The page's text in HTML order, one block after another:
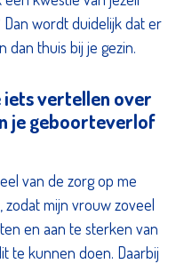
wordt duidelijk dat er
dan thuis bij je gezin.
iets vertellen over
je geboorteverlof
van de zorg op me
, zodat mijn vrouw zoveel
en aan te sterken van
te kunnen doen. Daarbij